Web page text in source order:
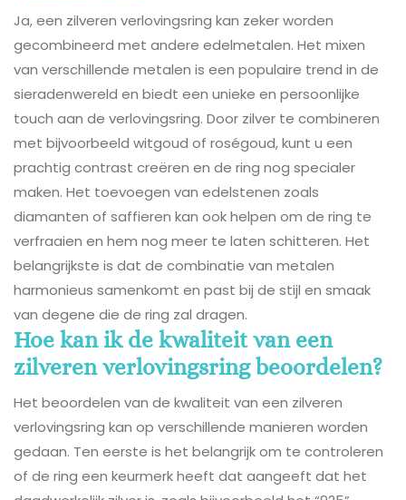
Ja, een zilveren verlovingsring kan zeker worden
gecombineerd met andere edelmetalen. Het mixen
van verschillende metalen is een populaire trend in de
sieradenwereld en biedt een unieke en persoonlijke
touch aan de verlovingsring. Door zilver te combineren
met bijvoorbeeld witgoud of roségoud, kunt u een
prachtig contrast creëren en de ring nog specialer
maken. Het toevoegen van edelstenen zoals
diamanten of saffieren kan ook helpen om de ring te
verfraaien en hem nog meer te laten schitteren. Het
belangrijkste is dat de combinatie van metalen
harmonieus samenkomt en past bij de stijl en smaak
van degene die de ring zal dragen.
Hoe kan ik de kwaliteit van een
zilveren verlovingsring beoordelen?
Het beoordelen van de kwaliteit van een zilveren
verlovingsring kan op verschillende manieren worden
gedaan. Ten eerste is het belangrijk om te controleren
of de ring een keurmerk heeft dat aangeeft dat het